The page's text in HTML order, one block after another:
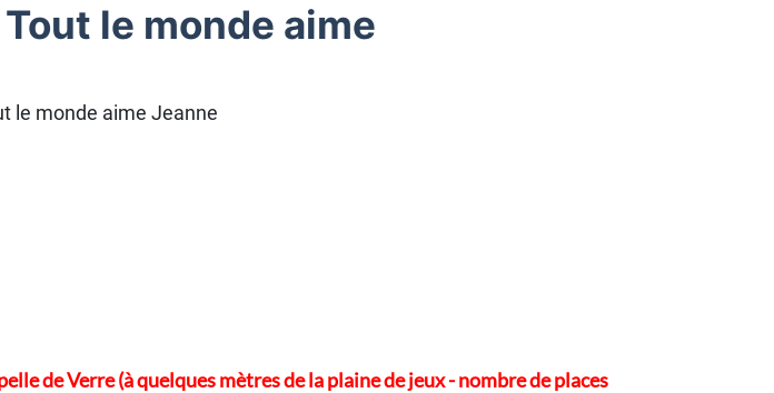
le monde aime
le monde aime Jeanne
de Verre (à quelques mètres de la plaine de jeux - nombre de places